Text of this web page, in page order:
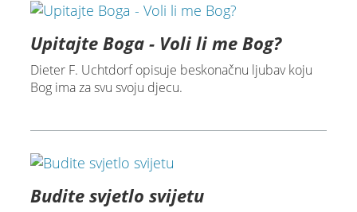
Upitajte Boga - Voli li me Bog?
Dieter F. Uchtdorf opisuje beskonačnu ljubav koju
Bog ima za svu svoju djecu.
Budite svjetlo svijetu